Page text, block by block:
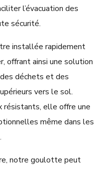
l’évacuation des
sécurité.
installée rapidement
offrant ainsi une solution
déchets et des
vers le sol.
résistants, elle offre une
même dans les
notre goulotte peut